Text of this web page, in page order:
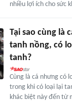
nhiều lợi ích cho sức
Tại sao cùng là
tanh nồng, có
tanh?
Cùng là cá nhưng có
trong khi có loại lại
khác biệt này đến từ